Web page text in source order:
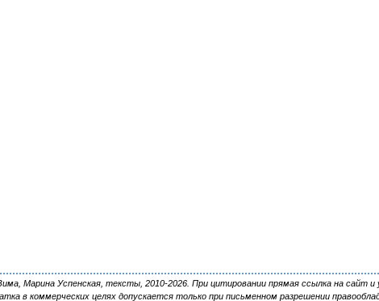
Марина Успенская, тексты, 2010-2026. При цитировании прямая ссылка на сайт и
в коммерческих целях допускается только при письменном разрешении